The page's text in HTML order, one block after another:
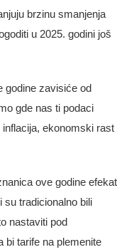
brzinu smanjenja
u 2025. godini još
godine zavisiće od
gde nas ti podaci
inflacija, ekonomski rast
ove godine efekat
su tradicionalno bili
nastaviti pod
bi tarife na plemenite